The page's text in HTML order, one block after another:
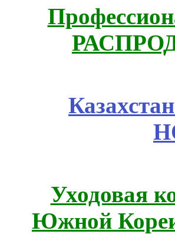
Уходовая
Южной